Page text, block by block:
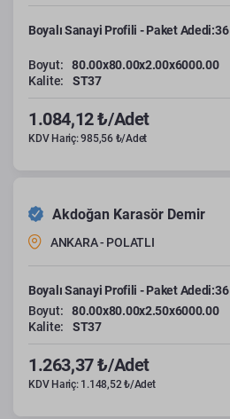
Boyalı Sanayi Profili - Paket Adedi:36
Boyut:
80.00x80.00x2.00x6000.00
Kalite:
ST37
1.084,12 ₺/Adet
KDV Hariç: 985,56 ₺/Adet
Akdoğan Karasör Demir
ANKARA - POLATLI
Boyalı Sanayi Profili - Paket Adedi:36
Boyut:
80.00x80.00x2.50x6000.00
Kalite:
ST37
1.263,37 ₺/Adet
KDV Hariç: 1.148,52 ₺/Adet